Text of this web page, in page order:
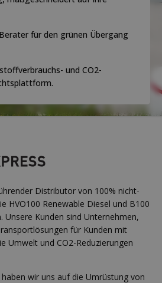
für den grünen Übergang
und CO2-
Distributor von 100% nicht-
HVO100 Renewable Diesel und B100
Unsere Kunden sind Unternehmen,
für Kunden mit
Umwelt und CO2-Reduzierungen
wir uns auf die Umrüstung von